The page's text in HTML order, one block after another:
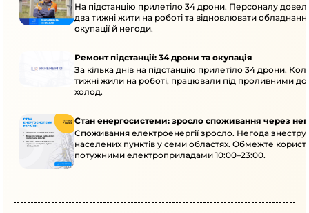
На підстанцію прилетіло 34 дрони. Персоналу
два тижні жити на роботі та відновлювати
окупації й негоди.
Ремонт підстанції: 34 дрони та окупація
За кілька днів на підстанцію прилетіло 34 дрони.
тижні жили на роботі, працювали під проливними
холод.
Стан енергосистеми: зросло споживання через
Споживання електроенергії зросло. Негода
населених пунктів у семи областях. Обмежте
потужними електроприладами 10:00–23:00.